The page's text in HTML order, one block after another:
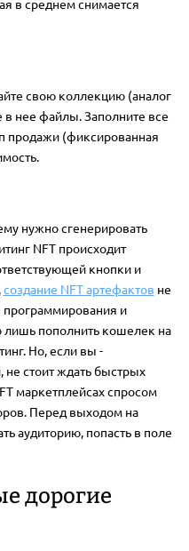
в среднем снимается
свою коллекцию (аналог
в нее файлы. Заполните все
продажи (фиксированная
нужно сгенерировать
NFT происходит
кнопки и
создание NFT артефактов не
программирования и
пополнить кошелек на
Но, если вы -
стоит ждать быстрых
маркетплейсах спросом
Перед выходом на
аудиторию, попасть в поле
дорогие